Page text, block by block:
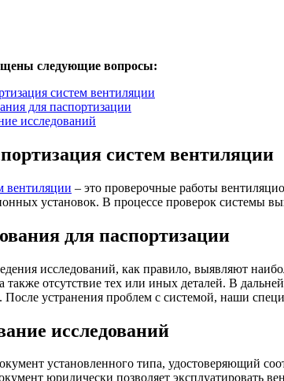
следующие вопросы:
систем вентиляции
для паспортизации
исследований
систем вентиляции
вентиляции – это проверочные работы
установок. В процессе проверок системы
для паспортизации
исследований, как правило, выявляют
также отсутствие тех или иных деталей. В
устранения проблем с системой, наши
исследований
установленного типа, удостоверяющий
юридически позволяет эксплуатировать